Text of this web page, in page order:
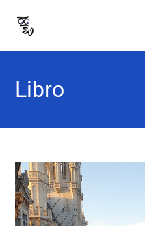
Libro